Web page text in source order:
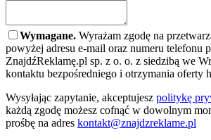
Wymagane. Wyrażam zgodę na
powyżej adresu e-mail oraz numeru telefonu
ZnajdźReklamę.pl sp. z o. o. z siedzibą we
kontaktu bezpośredniego i otrzymania oferty
Wysyłając zapytanie, akceptujesz politykę
każdą zgodę możesz cofnąć w dowolnym
prośbę na adres kontakt@znajdzreklame.pl